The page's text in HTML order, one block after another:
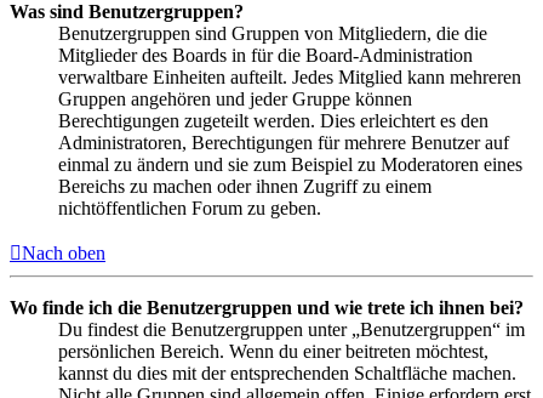
Was sind Benutzergruppen?
Benutzergruppen sind Gruppen von Mitgliedern, die die
Mitglieder des Boards in für die Board-Administration
verwaltbare Einheiten aufteilt. Jedes Mitglied kann mehreren
Gruppen angehören und jeder Gruppe können
Berechtigungen zugeteilt werden. Dies erleichtert es den
Administratoren, Berechtigungen für mehrere Benutzer auf
einmal zu ändern und sie zum Beispiel zu Moderatoren eines
Bereichs zu machen oder ihnen Zugriff zu einem
nichtöffentlichen Forum zu geben.
Nach oben
Wo finde ich die Benutzergruppen und wie trete ich ihnen bei?
Du findest die Benutzergruppen unter „Benutzergruppen“ im
persönlichen Bereich. Wenn du einer beitreten möchtest,
kannst du dies mit der entsprechenden Schaltfläche machen.